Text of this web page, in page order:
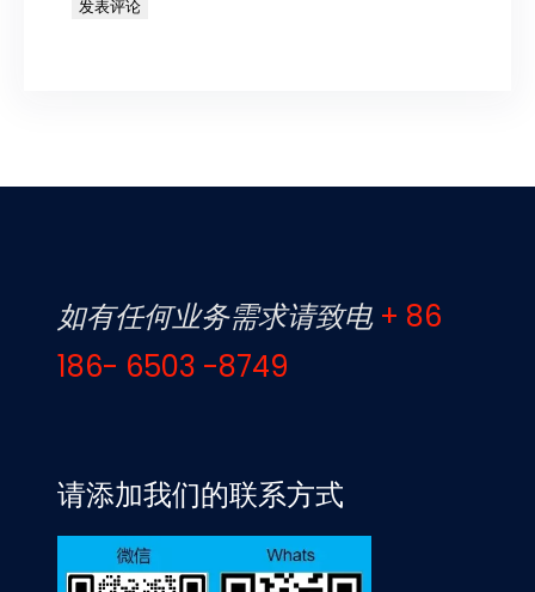
如有任何业务需求请致电 + 86
186- 6503 -8749
请添加我们的联系方式